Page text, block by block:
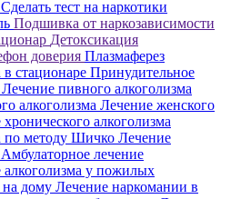
Сделать тест на наркотики
Подшивка от наркозависимости
Детоксикация
доверия Плазмаферез
стационаре Принудительное
Лечение пивного алкоголизма
алкоголизма Лечение женского
алкоголизма
по методу Шичко Лечение
Амбулаторное лечение
алкоголизма у пожилых
дому Лечение наркомании в